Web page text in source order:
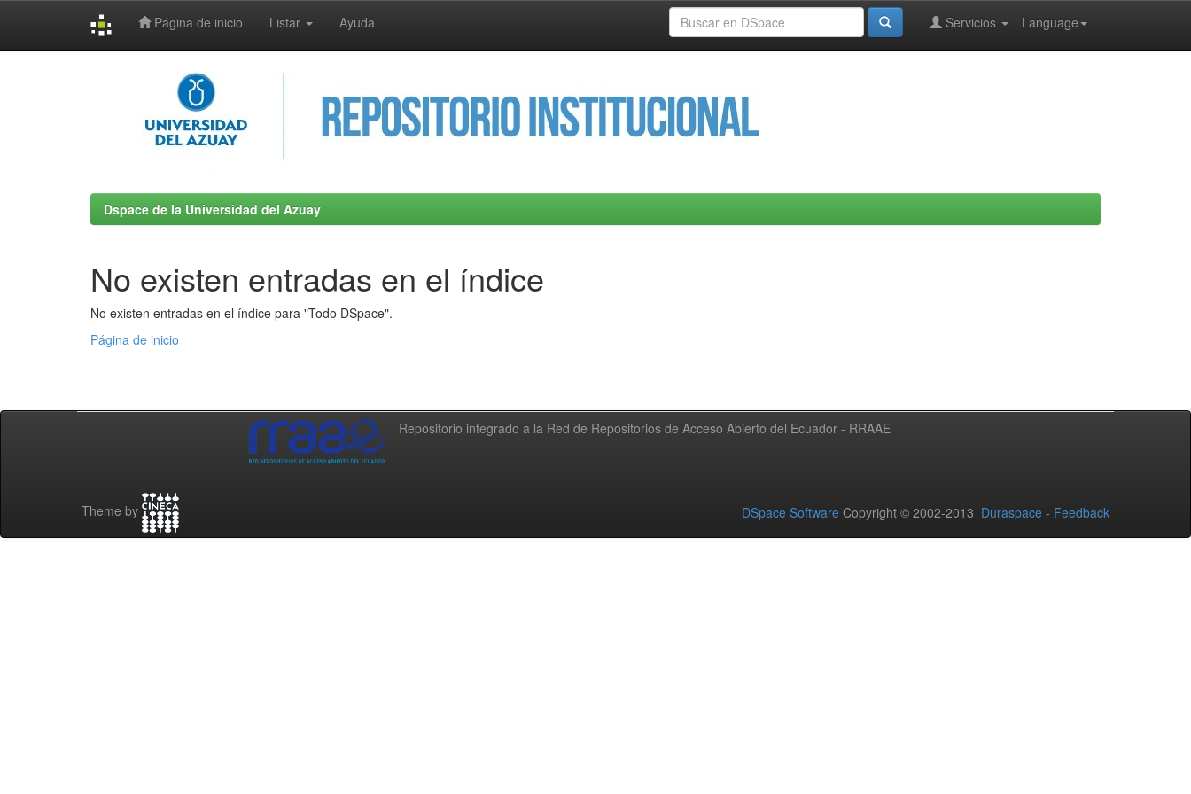
Página de inicio Listar Ayuda Language
Servicios
Dspace de la Universidad del Azuay
No existen entradas en el índice
No existen entradas en el índice para "Todo DSpace".
Página de inicio
Repositorio integrado a la Red de Repositorios de Acceso Abierto del Ecuador - RRAAE
Theme by DSpace Software Copyright © 2002-2013 Duraspace - Feedback